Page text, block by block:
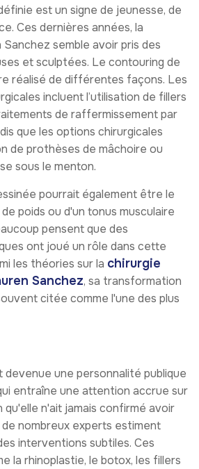
est un signe de jeunesse, de
Ces dernières années, la
semble avoir pris des
et sculptées. Le contouring de
réalisé de différentes façons. Les
incluent l’utilisation de fillers
de raffermissement par
que les options chirurgicales
de prothèses de mâchoire ou
sous le menton.
pourrait également être le
poids ou d'un tonus musculaire
pensent que des
ont joué un rôle dans cette
les théories sur la chirurgie
Sanchez, sa transformation
citée comme l'une des plus
devenue une personnalité publique
entraîne une attention accrue sur
qu'elle n'ait jamais confirmé avoir
nombreux experts estiment
interventions subtiles. Ces
la rhinoplastie, le botox, les fillers